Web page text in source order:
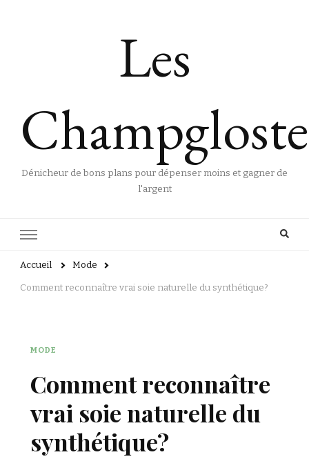
Les
Dénicheur de bons plans pour dépenser moins et gagner de
l'argent
Accueil Mode
Comment reconnaître vrai soie naturelle du synthétique?
MODE
Comment reconnaître
vrai soie naturelle du
synthétique?